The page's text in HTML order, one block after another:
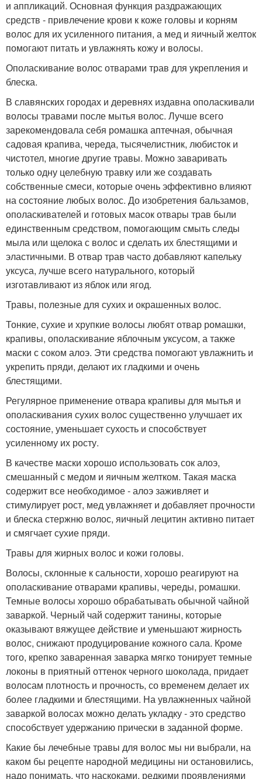
и аппликаций. Основная функция раздражающих
средств - привлечение крови к коже головы и корням
волос для их усиленного питания, а мед и яичный желток
помогают питать и увлажнять кожу и волосы.
Ополаскивание волос отварами трав для укрепления и
блеска.
В славянских городах и деревнях издавна ополаскивали
волосы травами после мытья волос. Лучше всего
зарекомендовала себя ромашка аптечная, обычная
садовая крапива, череда, тысячелистник, любисток и
чистотел, многие другие травы. Можно заваривать
только одну целебную травку или же создавать
собственные смеси, которые очень эффективно влияют
на состояние любых волос. До изобретения бальзамов,
ополаскивателей и готовых масок отвары трав были
единственным средством, помогающим смыть следы
мыла или щелока с волос и сделать их блестящими и
эластичными. В отвар трав часто добавляют капельку
уксуса, лучше всего натурального, который
изготавливают из яблок или ягод.
Травы, полезные для сухих и окрашенных волос.
Тонкие, сухие и хрупкие волосы любят отвар ромашки,
крапивы, ополаскивание яблочным уксусом, а также
маски с соком алоэ. Эти средства помогают увлажнить и
укрепить пряди, делают их гладкими и очень
блестящими.
Регулярное применение отвара крапивы для мытья и
ополаскивания сухих волос существенно улучшает их
состояние, уменьшает сухость и способствует
усиленному их росту.
В качестве маски хорошо использовать сок алоэ,
смешанный с медом и яичным желтком. Такая маска
содержит все необходимое - алоэ заживляет и
стимулирует рост, мед увлажняет и добавляет прочности
и блеска стержню волос, яичный лецитин активно питает
и смягчает сухие пряди.
Травы для жирных волос и кожи головы.
Волосы, склонные к сальности, хорошо реагируют на
ополаскивание отварами крапивы, череды, ромашки.
Темные волосы хорошо обрабатывать обычной чайной
заваркой. Черный чай содержит танины, которые
оказывают вяжущее действие и уменьшают жирность
волос, снижают продуцирование кожного сала. Кроме
того, крепко заваренная заварка мягко тонирует темные
локоны в приятный оттенок черного шоколада, придает
волосам плотность и прочность, со временем делает их
более гладкими и блестящими. На увлажненных чайной
заваркой волосах можно делать укладку - это средство
способствует удержанию прически в заданной форме.
Какие бы лечебные травы для волос мы ни выбрали, на
каком бы рецепте народной медицины ни остановились,
надо понимать, что наскоками, редкими проявлениями